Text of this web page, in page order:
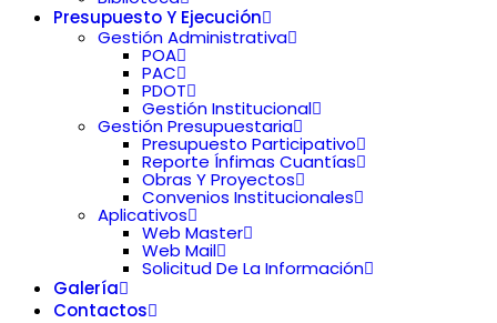
Presupuesto Y Ejecución
Gestión Administrativa
POA
PAC
PDOT
Gestión Institucional
Gestión Presupuestaria
Presupuesto Participativo
Reporte Ínfimas Cuantías
Obras Y Proyectos
Convenios Institucionales
Aplicativos
Web Master
Web Mail
Solicitud De La Información
Galería
Contactos